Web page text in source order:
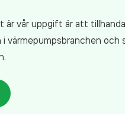
är vår uppgift är att
i värmepumpsbranchen